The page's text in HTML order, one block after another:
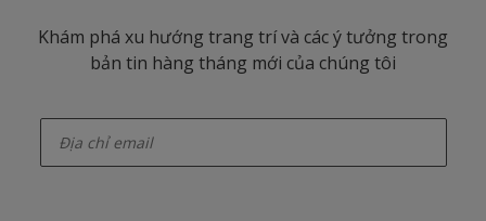
Khám phá xu hướng trang trí và các ý tưởng trong
bản tin hàng tháng mới của chúng tôi